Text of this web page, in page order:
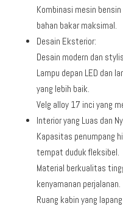
Kombinasi mesin
bahan bakar maksimal.
Desain Eksterior:
Desain modern dan
Lampu depan LED dan
yang lebih baik.
Velg alloy 17 inci yang
Interior yang Luas dan
Kapasitas penumpang
tempat duduk fleksibel.
Material berkualitas
kenyamanan perjalanan.
Ruang kabin yang